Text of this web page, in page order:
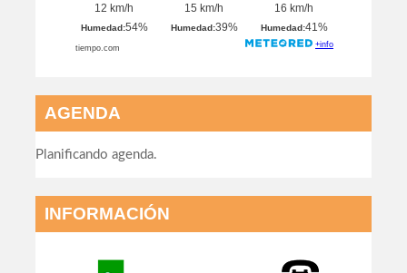
AGENDA
Planificando agenda.
INFORMACIÓN